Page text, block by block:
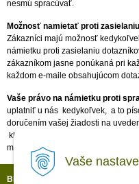
Vaše
nesmú spracúvať.
Možnosť namietať proti
Zákazníci majú možnosť
námietku proti zasielaniu
zákazníkom jasne ponúkaná pri
každom e-maile obsahujúcom
Vaše právo na námietku proti
uplatniť u nás kedykoľvek, a to
doručením vašej žiadosti na
kliknutím na odkaz na odhlásenie,
marketingovom e-maile alebo
BLACK SHARK S.R.O.